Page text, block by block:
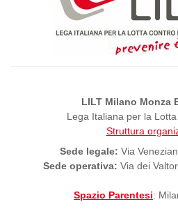
LILT Milano Monza
Lega Italiana per la
Struttura
Sede legale: Via
Sede operativa: Via dei
Spazio Parentesi: